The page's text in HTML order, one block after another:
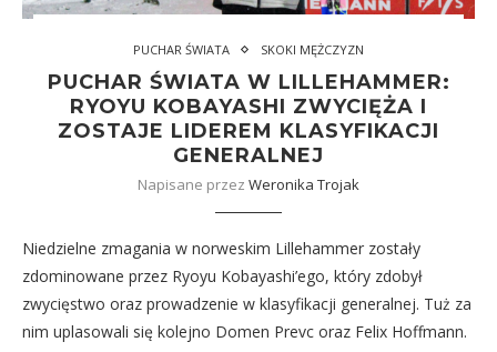
PUCHAR ŚWIATA SKOKI MĘŻCZYZN
PUCHAR ŚWIATA W LILLEHAMMER:
RYOYU KOBAYASHI ZWYCIĘŻA I
ZOSTAJE LIDEREM KLASYFIKACJI
GENERALNEJ
Napisane przez Weronika Trojak
Niedzielne zmagania w norweskim Lillehammer zostały
zdominowane przez Ryoyu Kobayashi’ego, który zdobył
zwycięstwo oraz prowadzenie w klasyfikacji generalnej. Tuż za
nim uplasowali się kolejno Domen Prevc oraz Felix Hoffmann.